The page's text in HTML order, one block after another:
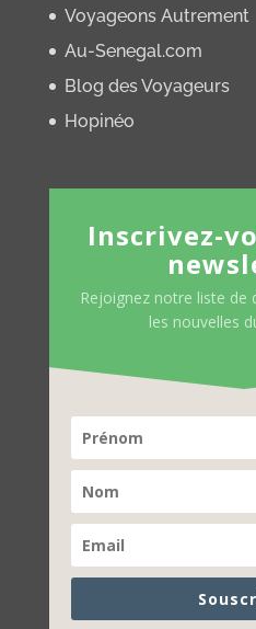
Voyageons Autrement
Au-Senegal.com
Blog des Voyageurs
Hopinéo
Inscrivez-
Rejoignez notre liste de
les nouvelles